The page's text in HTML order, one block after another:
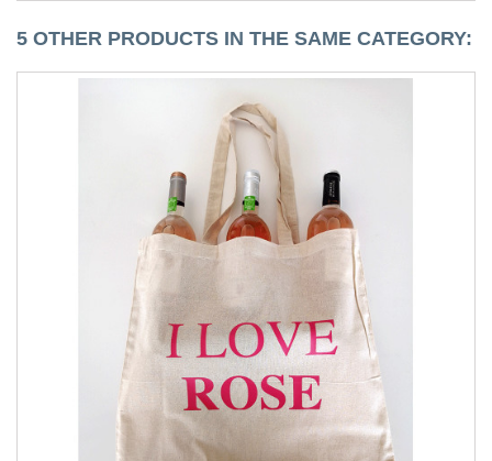
5 OTHER PRODUCTS IN THE SAME CATEGORY: